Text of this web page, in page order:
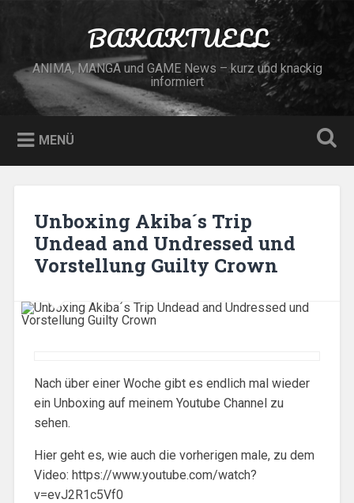
BAKAKTUELL
ANIMA, MANGA und GAME News – kurz und knackig
informiert
MENÜ
Unboxing Akiba´s Trip
Undead and Undressed und
Vorstellung Guilty Crown
Nach über einer Woche gibt es endlich mal wieder
ein Unboxing auf meinem Youtube Channel zu
sehen.
Hier geht es, wie auch die vorherigen male, zu dem
Video: https://www.youtube.com/watch?
v=evJ2R1c5Vf0